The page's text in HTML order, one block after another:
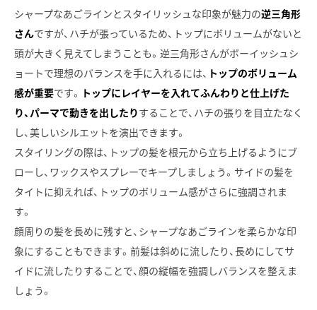
シャープなあごラインとスタイリッシュな印象が魅力の逆三角形
さんですが、ハチが張っているため、トップにボリュームがないと
頭が大きく見えてしまうことも。逆三角形さんがボーイッシュシ
ョートで理想のバランスを手に入れるには、 トップのボリューム
感が重要です。
トップにレイヤーを入れてふんわりと仕上げた
り、パーマで動きを出したり することで、ハチの張りを目立たなく
し、美しいシルエットを演出できます。
スタイリングの際は、トップの髪を根元から立ち上げるようにブ
ローし、ワックスやスプレーでキープしましょう。サイドの髪を
タイトに抑えれば、トップのボリューム感がさらに強調されま
す。
顔周りの髪を長めに残すと、シャープなあごラインを柔らかな印
象にすることもできます。前髪は斜めに流したり、長めにしてサ
イドに流したりすることで、顔の縦幅を強調しバランスを整えま
しょう。